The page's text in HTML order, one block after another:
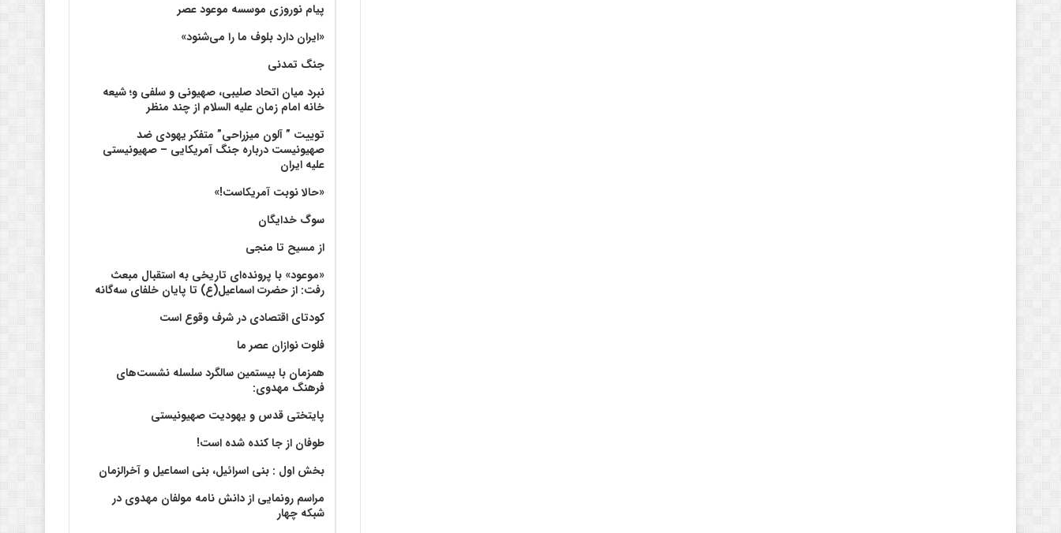
پیام نوروزی موسسه موعود عصر
«ایران دارد بلوف ما را می‌شنود»
جنگ تمدنی
نبرد میان اتحاد صلیبی، صهیونی و سلفی و؛ شیعه
خانه امام زمان علیه السلام از چند منظر
توییت ” آلون میزراحی” متفکر یهودی ضد
صهیونیست درباره جنگ آمریکایی – صهیونیستی
علیه ایران
«حالا نوبت آمریکاست!»
سوگ خدایگان
از مسیح تا منجی
«موعود» با پرونده‌ای تاریخی به استقبال مبعث
رفت: از حضرت اسماعیل(ع) تا پایان خلفای سه‌گانه
کودتای اقتصادی در شرف وقوع است
فلوت نوازان عصر ما
همزمان با بیستمین سالگرد سلسله نشست‌های
فرهنگ مهدوی:‌
پایتختی قدس و یهودیت صهیونیستی
طوفان از جا کنده شده است!
بخش اول : بنی اسرائیل، بنی اسماعیل و آخرالزمان
مراسم رونمایی از دانش نامه مولفان مهدوی در
شبکه چهار